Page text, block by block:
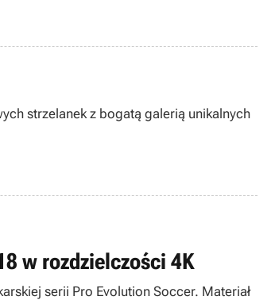
strzelanek z bogatą galerią unikalnych
w rozdzielczości 4K
serii Pro Evolution Soccer. Materiał